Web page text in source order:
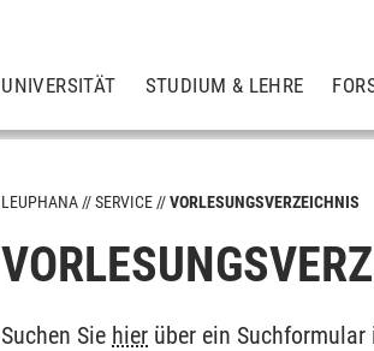
UNIVERSITÄT STUDIUM & LEHRE
LEUPHANA SERVICE VORLESUNGSVERZEICHNIS
Suchen Sie hier über ein